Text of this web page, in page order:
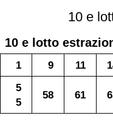
10 e
10 e lotto
1 9 11
5
5
58 61